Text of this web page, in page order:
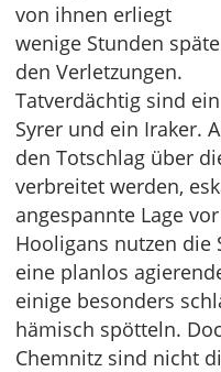
von ihnen erliegt
wenige Stunden
den Verletzungen.
Tatverdächtig sind ein
Syrer und ein Iraker.
den Totschlag über
verbreitet werden,
angespannte Lage
Hooligans nutzen
eine planlos
einige besonders
hämisch spötteln.
Chemnitz sind nicht